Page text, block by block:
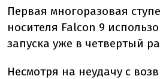
Первая многоразовая
носителя Falcon 9
запуска уже в четвертый
Несмотря на неудачу с